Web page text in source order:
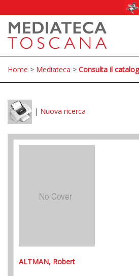
Home > Mediateca > Consulta il
| Nuova ricerca
ALTMAN, Robert